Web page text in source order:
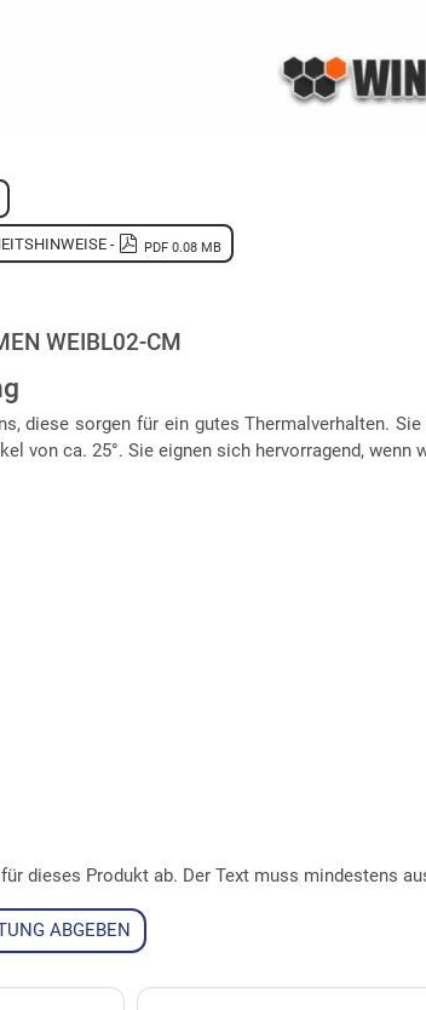
- PDF 0.08 MB
WEIBL02-CM
diese sorgen für ein gutes Thermalverhalten.
von ca. 25°. Sie eignen sich hervorragend,
dieses Produkt ab. Der Text muss mindestens
ABGEBEN